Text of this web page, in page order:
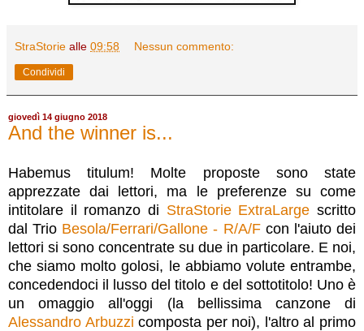
StraStorie alle 09:58 Nessun commento:
Condividi
giovedì 14 giugno 2018
And the winner is...
Habemus titulum! Molte proposte sono state
apprezzate dai lettori, ma le preferenze su come
intitolare il romanzo di StraStorie ExtraLarge scritto
dal Trio Besola/Ferrari/Gallone - R/A/Fcon l'aiuto dei
lettori si sono concentrate su due in particolare. E noi,
che siamo molto golosi, le abbiamo volute entrambe,
concedendoci il lusso del titolo e del sottotitolo! Uno è
un omaggio all'oggi (la bellissima canzone di
Alessandro Arbuzzi composta per noi), l'altro al primo